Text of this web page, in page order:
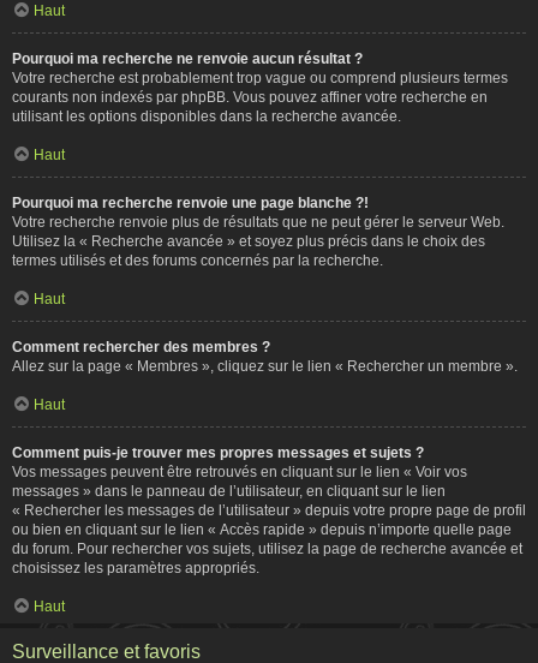
Haut
Pourquoi ma recherche ne renvoie aucun résultat ?
Votre recherche est probablement trop vague ou comprend plusieurs termes
courants non indexés par phpBB. Vous pouvez affiner votre recherche en
utilisant les options disponibles dans la recherche avancée.
Haut
Pourquoi ma recherche renvoie une page blanche ?!
Votre recherche renvoie plus de résultats que ne peut gérer le serveur Web.
Utilisez la « Recherche avancée » et soyez plus précis dans le choix des
termes utilisés et des forums concernés par la recherche.
Haut
Comment rechercher des membres ?
Allez sur la page « Membres », cliquez sur le lien « Rechercher un membre ».
Haut
Comment puis-je trouver mes propres messages et sujets ?
Vos messages peuvent être retrouvés en cliquant sur le lien « Voir vos
messages » dans le panneau de l’utilisateur, en cliquant sur le lien
« Rechercher les messages de l’utilisateur » depuis votre propre page de profil
ou bien en cliquant sur le lien « Accès rapide » depuis n’importe quelle page
du forum. Pour rechercher vos sujets, utilisez la page de recherche avancée et
choisissez les paramètres appropriés.
Haut
Surveillance et favoris